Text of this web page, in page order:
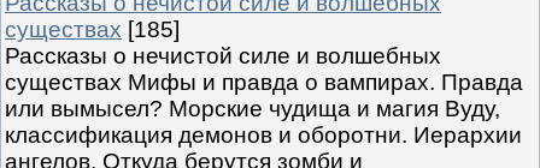
существах [185]
Рассказы о нечистой силе и волшебных
существах Мифы и правда о вампирах. Правда
или вымысел? Морские чудища и магия Вуду,
классификация демонов и оборотни. Иерархии
ангелов. Откуда берутся зомби и